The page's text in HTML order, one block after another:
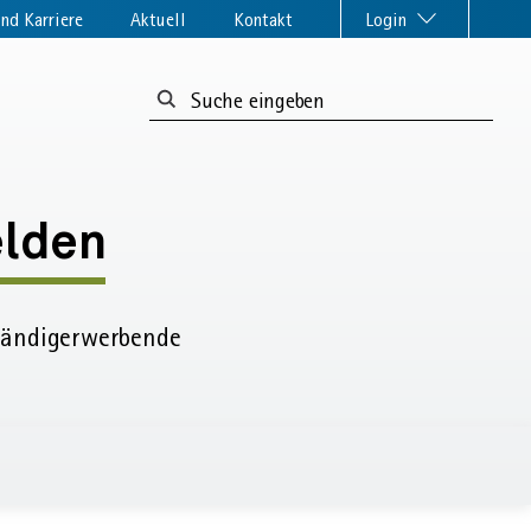
Karriere Aktuell Kontakt Login
Suchformular: